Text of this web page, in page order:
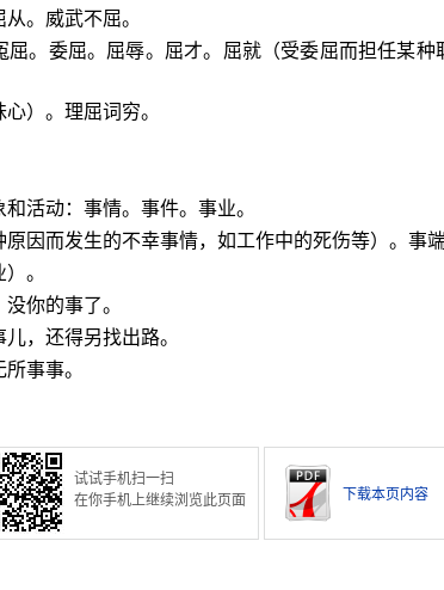
。威武不屈。
。委屈。屈辱。屈才。屈就（受委屈而担任某种
）。理屈词穷。
活动：事情。事件。事业。
因而发生的不幸事情，如工作中的死伤等）。事端
。
你的事了。
，还得另找出路。
事事。
试试手机扫一扫
在你手机上继续浏览此页面
下载本页内容